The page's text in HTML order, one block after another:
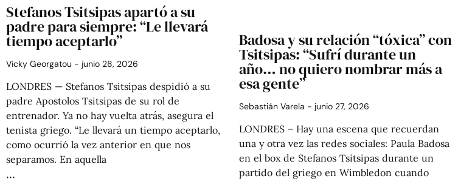
Stefanos Tsitsipas apartó a su
padre para siempre: “Le llevará
tiempo aceptarlo”
Vicky Georgatou junio 28, 2026
LONDRES — Stefanos Tsitsipas despidió a su
padre Apostolos Tsitsipas de su rol de
entrenador. Ya no hay vuelta atrás, asegura el
tenista griego. “Le llevará un tiempo aceptarlo,
como ocurrió la vez anterior en que nos
separamos. En aquella
Badosa y su relación “tóxica” con
Tsitsipas: “Sufrí durante un
año… no quiero nombrar más a
esa gente”
Sebastián Varela junio 27, 2026
LONDRES – Hay una escena que recuerdan
una y otra vez las redes sociales: Paula Badosa
en el box de Stefanos Tsitsipas durante un
partido del griego en Wimbledon cuando